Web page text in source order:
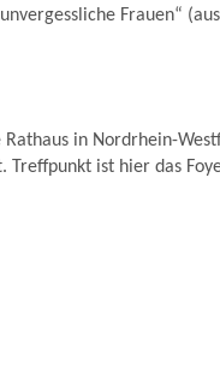
Frauen“
in Nordrhein-
ist hier das